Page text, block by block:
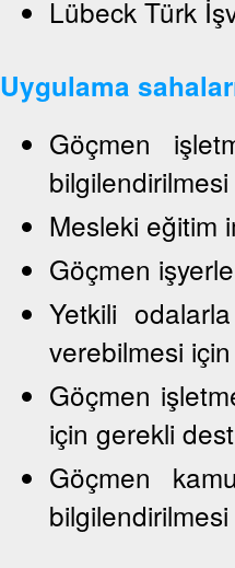
Lübeck Türk
Uygulama
Göçmen
bilgilendirilmesi
Mesleki eğitim
Göçmen
Yetkili
verebilmesi
Göçmen
için gerekli
Göçmen
bilgilendirilmesi